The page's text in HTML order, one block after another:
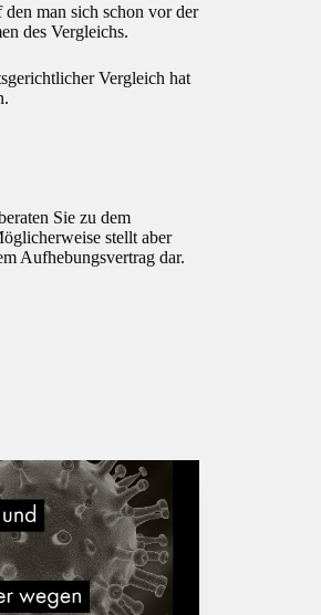
man sich schon vor der
des Vergleichs.
Vergleich hat
Sie zu dem
stellt aber
Aufhebungsvertrag dar.